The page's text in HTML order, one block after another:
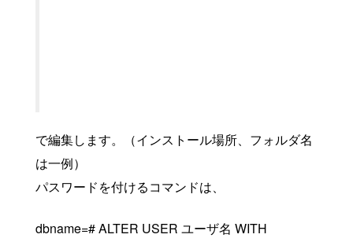
で編集します。（インストール場所、フォルダ名
は一例）
パスワードを付けるコマンドは、
dbname=# ALTER USER ユーザ名 WITH